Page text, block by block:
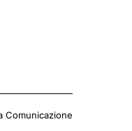
Comunicazione